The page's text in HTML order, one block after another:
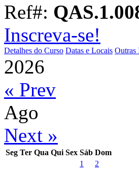
Ref#:
Inscreva-se!
Detalhes do Curso Datas e Locais Outras
2026
« Prev
Ago
Next »
Seg Ter Qua Qui Sex Sáb Dom
1
2